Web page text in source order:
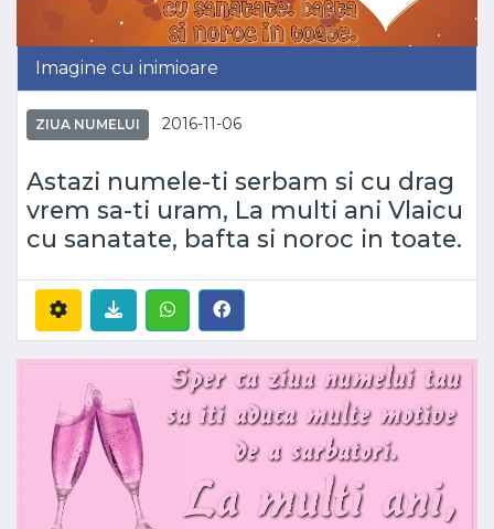
Imagine cu inimioare
ZIUA NUMELUI 2016-11-06
Astazi numele-ti serbam si cu drag
vrem sa-ti uram, La multi ani Vlaicu
cu sanatate, bafta si noroc in toate.